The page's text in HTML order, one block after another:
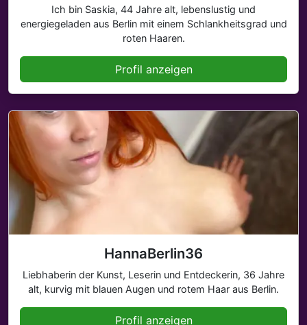
Ich bin Saskia, 44 Jahre alt, lebenslustig und
energiegeladen aus Berlin mit einem Schlankheitsgrad und
roten Haaren.
Profil anzeigen
HannaBerlin36
Liebhaberin der Kunst, Leserin und Entdeckerin, 36 Jahre
alt, kurvig mit blauen Augen und rotem Haar aus Berlin.
Profil anzeigen